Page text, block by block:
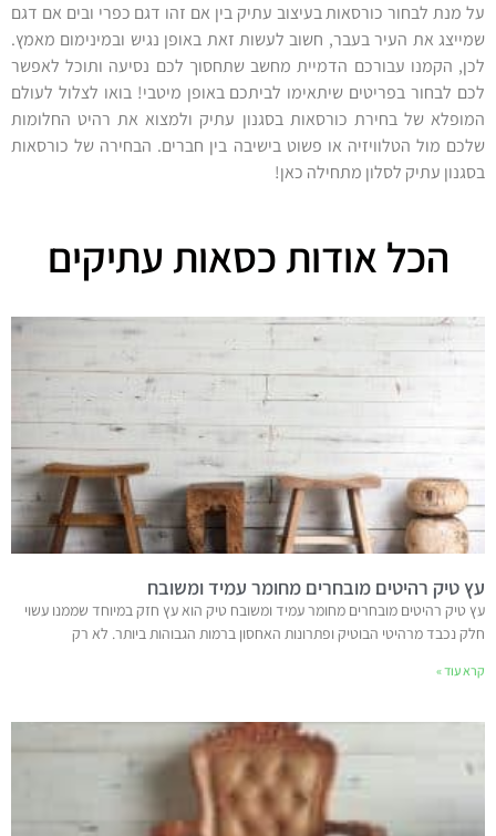
על מנת לבחור כורסאות בעיצוב עתיק בין אם זהו דגם כפרי ובים אם דגם
שמייצג את העיר בעבר, חשוב לעשות זאת באופן נגיש ובמינימום מאמץ.
לכן, הקמנו עבורכם הדמיית מחשב שתחסוך לכם נסיעה ותוכל לאפשר
לכם לבחור בפריטים שיתאימו לביתכם באופן מיטבי! בואו לצלול לעולם
המופלא של בחירת כורסאות בסגנון עתיק ולמצוא את רהיט החלומות
שלכם מול הטלוויזיה או פשוט בישיבה בין חברים. הבחירה של כורסאות
בסגנון עתיק לסלון מתחילה כאן!
הכל אודות כסאות עתיקים
עץ טיק רהיטים מובחרים מחומר עמיד ומשובח
עץ טיק רהיטים מובחרים מחומר עמיד ומשובח טיק הוא עץ חזק במיוחד שממנו עשוי
חלק נכבד מרהיטי הבוטיק ופתרונות האחסון ברמות הגבוהות ביותר. לא רק
קרא עוד »